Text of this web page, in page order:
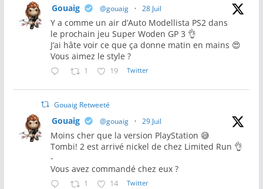
Gouaig @gouaig · 28 Juil
Y a comme un air d’Auto Modellista PS2 dans
le prochain jeu Super Woden GP 3 👌
J’ai hâte voir ce que ça donne matin en mains 😍
Vous aimez le style ?
1 19 Twitter
Gouaig Retweeté
Gouaig @gouaig · 29 Juil
Moins cher que la version PlayStation 😅
Tombi! 2 est arrivé nickel de chez Limited Run 👌
-
Vous avez commandé chez eux ?
1 14 Twitter